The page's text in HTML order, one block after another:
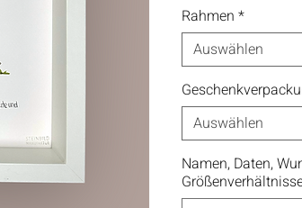
Rahmen *
Auswählen
Auswählen
Namen, Daten,